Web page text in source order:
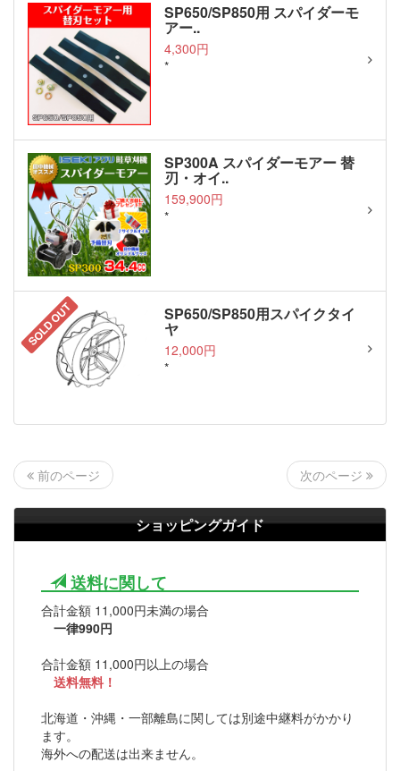
SP650/SP850用 スパイダーモ
アー..
4,300円
*
SP300A スパイダーモアー 替
刃・オイ..
159,900円
*
SOLD OUT SP650/SP850用スパイクタイ
ヤ
12,000円
*
前のページ 次のページ
ショッピングガイド
送料に関して
合計金額 11,000円未満の場合
一律990円
合計金額 11,000円以上の場合
送料無料！
北海道・沖縄・一部離島に関しては別途中継料がかかり
ます。
海外への配送は出来ません。